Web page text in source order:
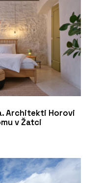
Architekti Horovi
v Žatci